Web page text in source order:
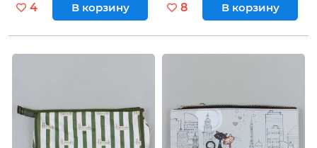
4 В корзину 8 В корзину